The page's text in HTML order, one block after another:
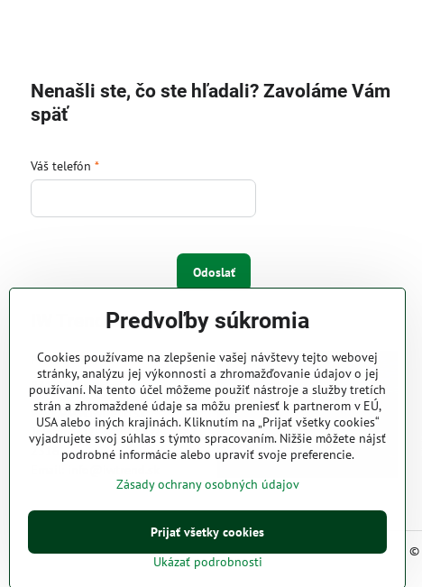
Nenašli ste, čo ste hľadali? Zavoláme Vám
späť
Váš telefón *
Odoslať
IW Trend s.r.o.
Pri Majeri 6
831 06 Bratislava
Web: www.iwtrend.sk
Telefón: (02) 4488 4826, 4487
2316
©
Predvoľby súkromia
Cookies používame na zlepšenie vašej návštevy tejto webovej
stránky, analýzu jej výkonnosti a zhromažďovanie údajov o jej
používaní. Na tento účel môžeme použiť nástroje a služby tretích
strán a zhromaždené údaje sa môžu preniesť k partnerom v EÚ,
USA alebo iných krajinách. Kliknutím na „Prijať všetky cookies“
vyjadrujete svoj súhlas s týmto spracovaním. Nižšie môžete nájsť
podrobné informácie alebo upraviť svoje preferencie.
Zásady ochrany osobných údajov
Ukázať podrobnosti
Prijať všetky cookies